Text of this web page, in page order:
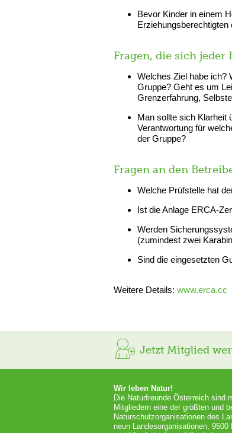
Bevor Kinder in einem
Erziehungsberechtigten
Fragen, die sich jeder
Welches Ziel habe ich?
Gruppe? Geht es um
Grenzerfahrung,
Man sollte sich Klarheit
Verantwortung für
der Gruppe?
Fragen an den
Welche Prüfstelle hat
Ist die Anlage ERCA-
Werden
(zumindest zwei
Sind die eingesetzten
Weitere Details: www.erca.cc
Jetzt Mitglied
Wir leben Natur!
Die Naturfreunde Österreich sind
Mitgliedern eine der größten und
Naturschutzorganisationen des
neun Landesorganisationen,